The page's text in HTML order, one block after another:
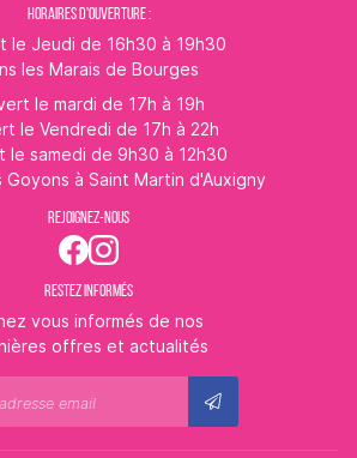
HORAIRES D'OUVERTURE :
le Jeudi de 16h30 à 19h30
les Marais de Bourges
le mardi de 17h à 19h
le Vendredi de 17h à 22h
le samedi de 9h30 à 12h30
Goyons à Saint Martin d'Auxigny
REJOIGNEZ-NOUS
RESTEZ INFORMÉS
vous informés de nos
offres et actualités